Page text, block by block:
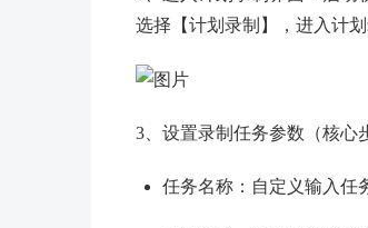
选择【计划录制】，进入计
3、设置录制任务参数（核心
任务名称：自定义输入任